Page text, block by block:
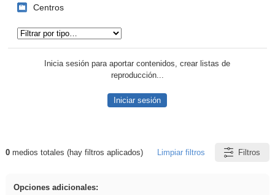
Centros
Inicia sesión para aportar contenidos, crear listas de
reproducción...
Iniciar sesión
Resultados de: Novela
0medios totales (hay filtros aplicados) Limpiar filtros Filtros
Opciones adicionales: